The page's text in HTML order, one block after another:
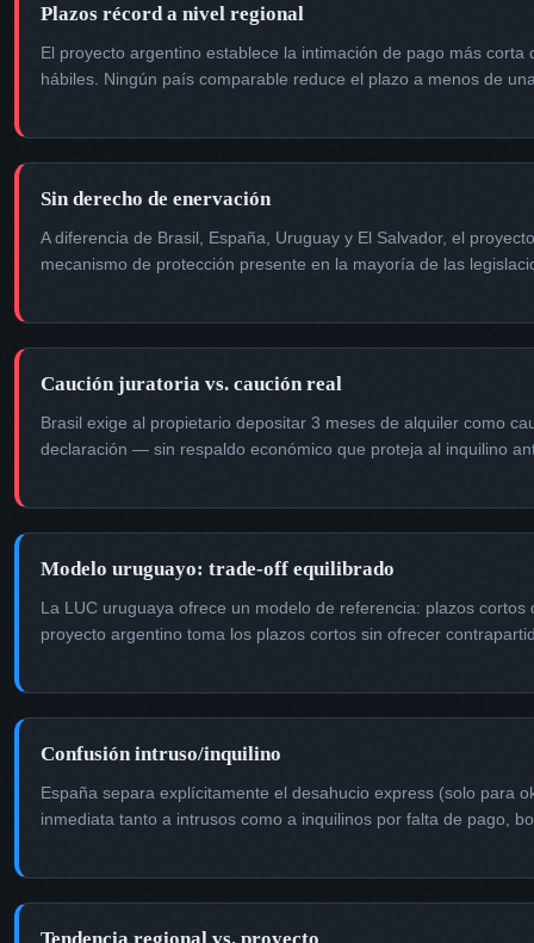
Plazos récord a nivel regional
El proyecto argentino establece la intimación de pago más
hábiles. Ningún país comparable reduce el plazo a menos de
Sin derecho de enervación
A diferencia de Brasil, España, Uruguay y El Salvador, el
mecanismo de protección presente en la mayoría de las
Caución juratoria vs. caución real
Brasil exige al propietario depositar 3 meses de alquiler como
declaración — sin respaldo económico que proteja al inquilino
Modelo uruguayo: trade-off equilibrado
La LUC uruguaya ofrece un modelo de referencia: plazos
proyecto argentino toma los plazos cortos sin ofrecer
Confusión intruso/inquilino
España separa explícitamente el desahucio express (solo para
inmediata tanto a intrusos como a inquilinos por falta de pago,